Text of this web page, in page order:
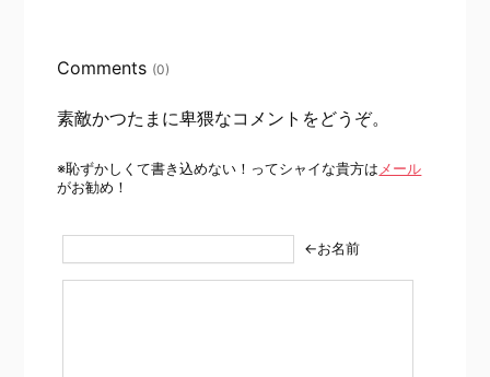
Comments (0)
素敵かつたまに卑猥なコメントをどうぞ。
※恥ずかしくて書き込めない！ってシャイな貴方は メール
がお勧め！
←お名前